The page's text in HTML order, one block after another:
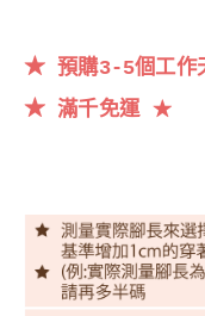
★ 預購3-5個工作
★ 滿千免運 ★